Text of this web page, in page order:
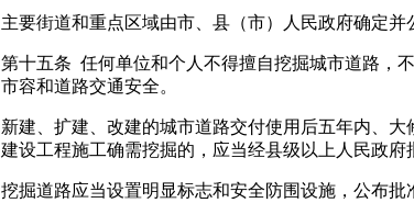
主要街道和重点区域由市、县（市）人民政府确定并
第十五条 任何单位和个人不得擅自挖掘城市道路，
市容和道路交通安全。
新建、扩建、改建的城市道路交付使用后五年内、
建设工程施工确需挖掘的，应当经县级以上人民政府
挖掘道路应当设置明显标志和安全防围设施，公布